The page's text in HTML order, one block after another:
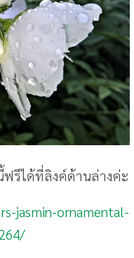
รีได้ที่ลิงค์ด้านล่างค่ะ
jasmin-ornamental-